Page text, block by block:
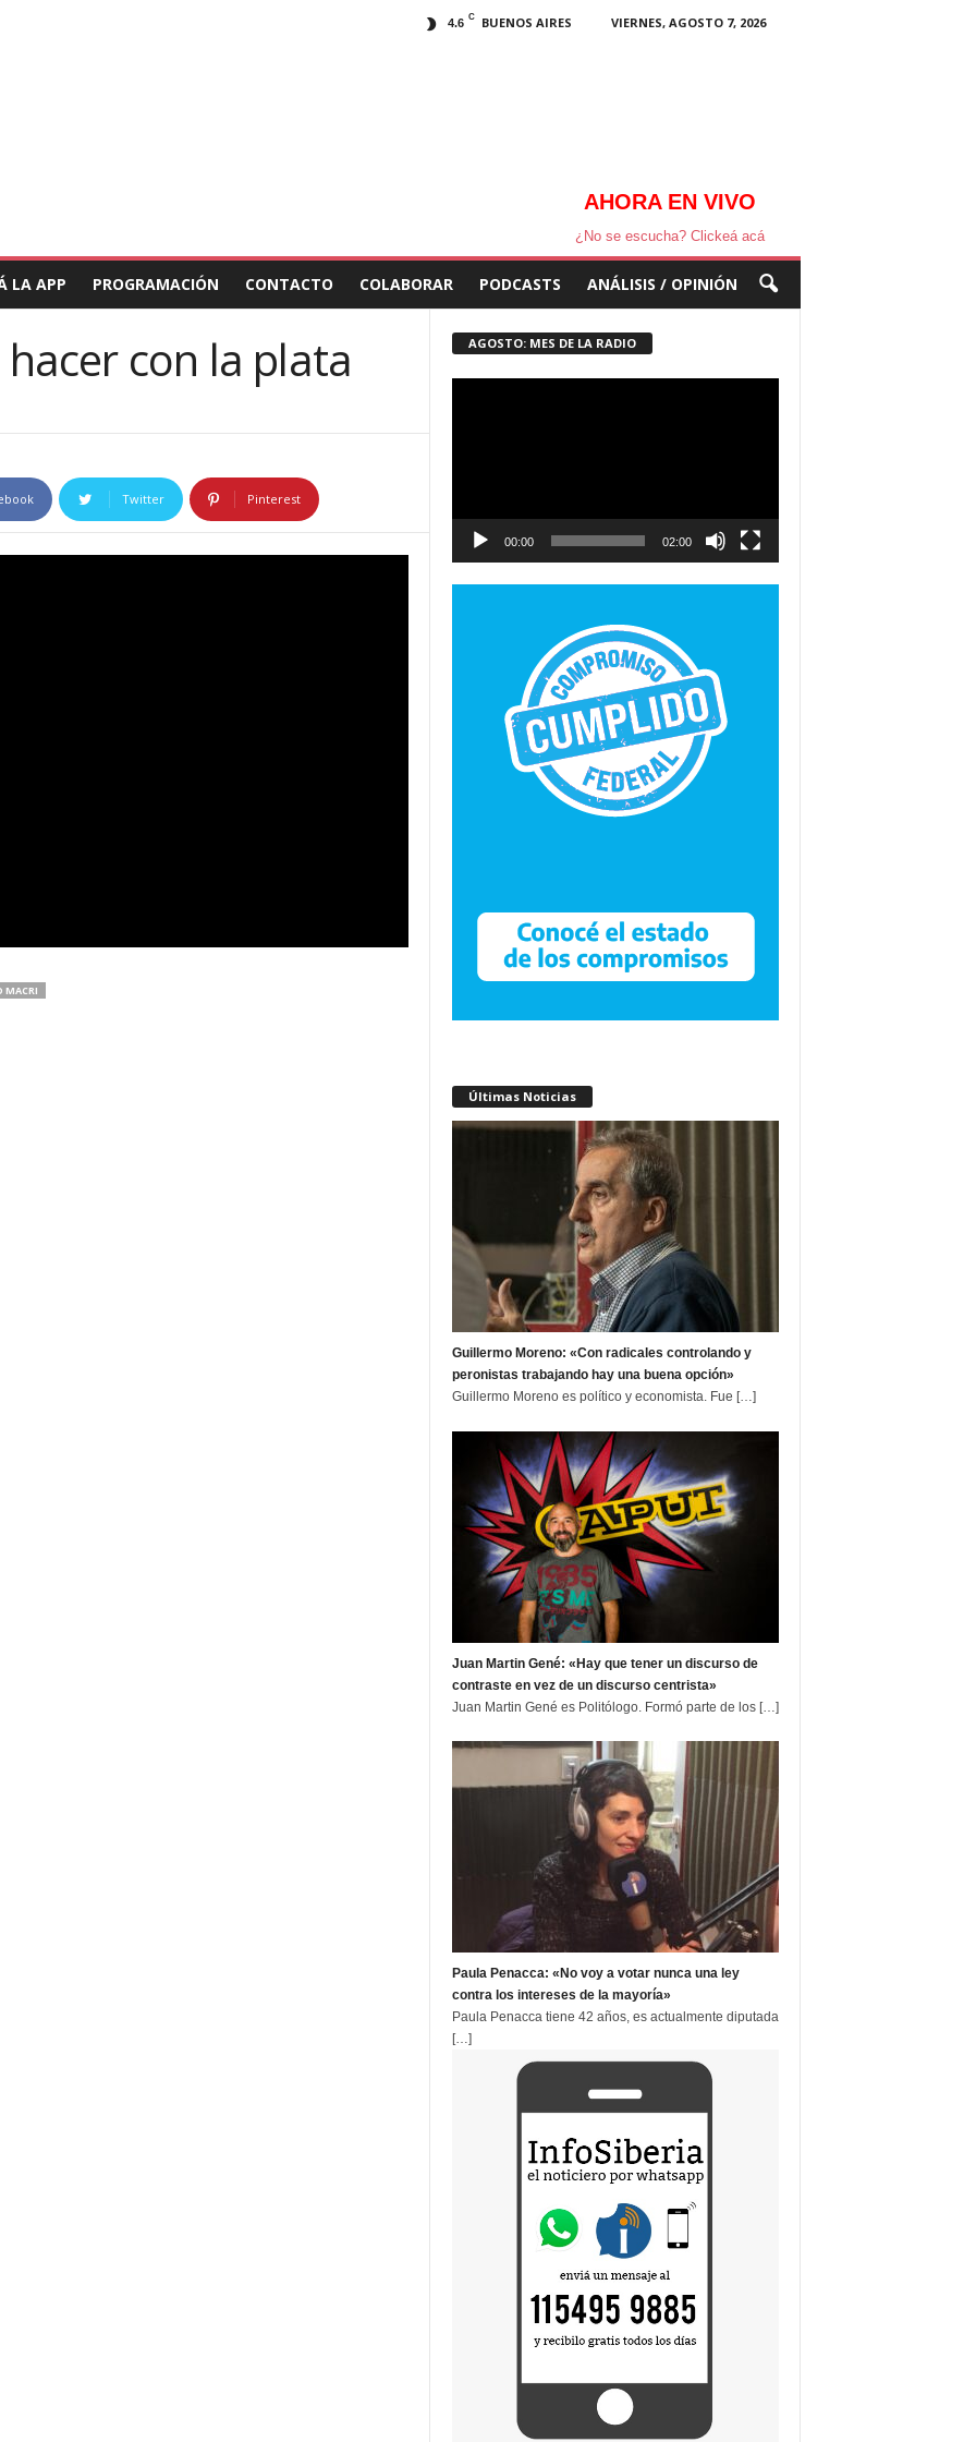
4.6 C BUENOS AIRES
VIERNES, AGOSTO 7, 2026
AHORA EN VIVO
¿No se escucha? Clickeá acá
LA APP PROGRAMACIÓN CONTACTO COLABORAR PODCASTS ANÁLISIS / OPINIÓN
con la plata
Twitter Pinterest
MACRI
AGOSTO: MES DE LA RADIO
00:00 02:00
Últimas Noticias
Guillermo Moreno: «Con radicales controlando y
peronistas trabajando hay una buena opción»
Guillermo Moreno es político y economista. Fue […]
Juan Martin Gené: «Hay que tener un discurso de
contraste en vez de un discurso centrista»
Juan Martin Gené es Politólogo. Formó parte de los […]
Paula Penacca: «No voy a votar nunca una ley
contra los intereses de la mayoría»
Paula Penacca tiene 42 años, es actualmente diputada
[…]